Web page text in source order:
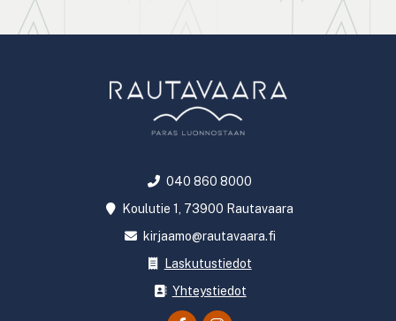
040 860 8000
Koulutie 1, 73900 Rautavaara
kirjaamo@rautavaara.fi
Laskutustiedot
Yhteystiedot